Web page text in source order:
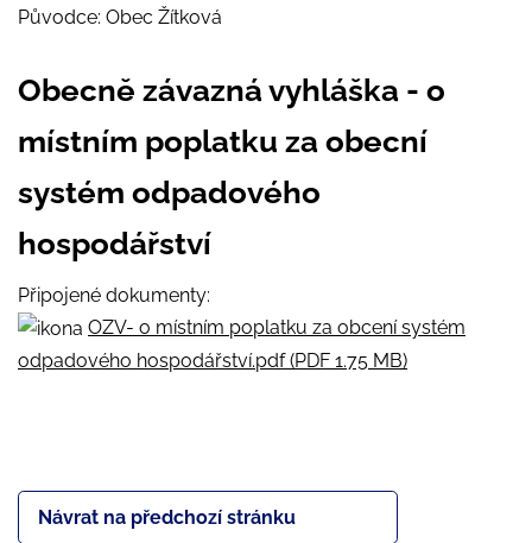
Původce: Obec Žítková
Obecně závazná vyhláška - o
místním poplatku za obecní
systém odpadového
hospodářství
Připojené dokumenty:
OZV- o místním poplatku za obcení systém
odpadového hospodářství.pdf (PDF 1.75 MB)
Návrat na předchozí stránku